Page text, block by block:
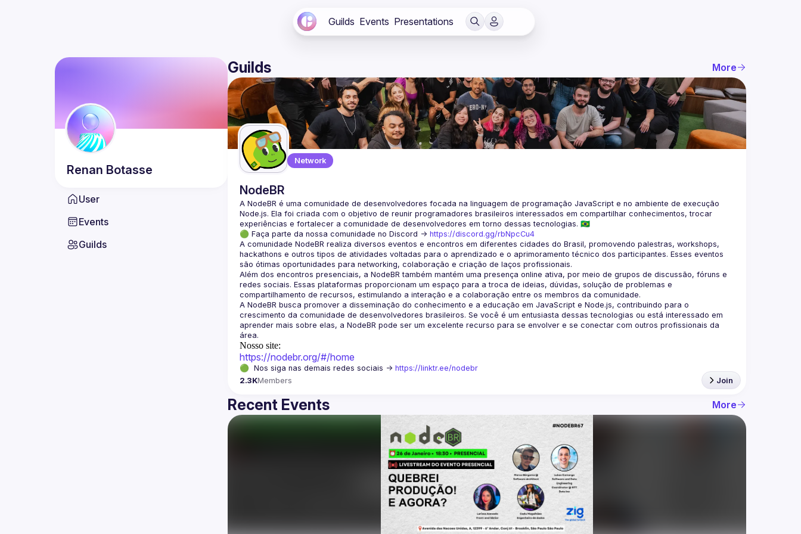
Guilds Events Presentations
Renan Botasse
User
Events
Guilds
Guilds More
Network
NodeBR
A NodeBR é uma comunidade de desenvolvedores focada na linguagem de programação JavaScript e no ambiente de execução
Node.js. Ela foi criada com o objetivo de reunir programadores brasileiros interessados em compartilhar conhecimentos, trocar
🟢 Faça parte da nossa comunidade no Discord -> https://discord.gg/rbNpcCu4
A comunidade NodeBR realiza diversos eventos e encontros em diferentes cidades do Brasil, promovendo palestras, workshops,
hackathons e outros tipos de atividades voltadas para o aprendizado e o aprimoramento técnico dos participantes. Esses eventos
Além dos encontros presenciais, a NodeBR também mantém uma presença online ativa, por meio de grupos de discussão, fóruns e
redes sociais. Essas plataformas proporcionam um espaço para a troca de ideias, dúvidas, solução de problemas e
A NodeBR busca promover a disseminação do conhecimento e a educação em JavaScript e Node.js, contribuindo para o
crescimento da comunidade de desenvolvedores brasileiros. Se você é um entusiasta dessas tecnologias ou está interessado em
aprender mais sobre elas, a NodeBR pode ser um excelente recurso para se envolver e se conectar com outros profissionais da
Nosso site:
https://nodebr.org/#/home
🟢  Nos siga nas demais redes sociais -> https://linktr.ee/nodebr
2.3KMembers Join
Recent Events More